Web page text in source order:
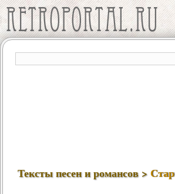
Тексты песен и романсов >